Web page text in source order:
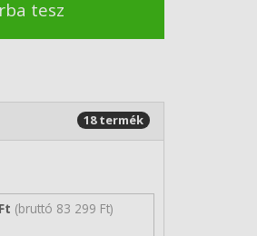
tesz
18 termék
(bruttó 83 299 Ft)